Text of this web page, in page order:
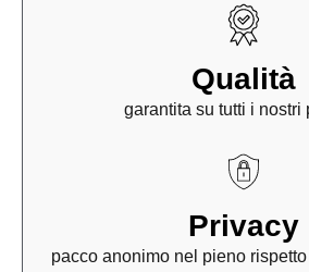
Qualità
garantita su tutti i nostri
Privacy
pacco anonimo nel pieno